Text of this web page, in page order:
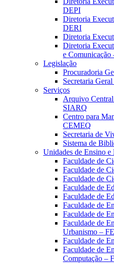
DEPI
Diretoria
DERI
Diretoria
Diretoria
e Comunicação
Legislação
Procuradoria
Secretaria
Serviços
Arquivo
SIARQ
Centro para
CEMEQ
Secretaria de
Sistema de
Unidades de Ensino e
Faculdade de
Faculdade de
Faculdade de
Faculdade de
Faculdade de
Faculdade de
Faculdade de
Faculdade de
Urbanismo –
Faculdade de
Faculdade de
Computação –